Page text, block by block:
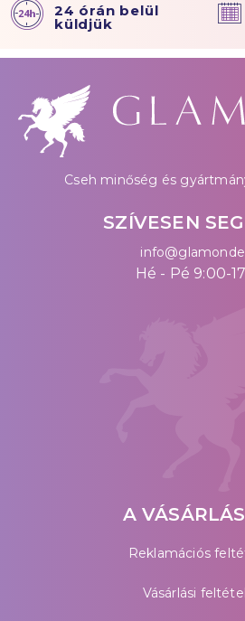
24 órán belül
küldjük
Cseh minőség és
SZÍVESEN
Hé - Pé 9:00-
A
Reklamációs
Vásárlási